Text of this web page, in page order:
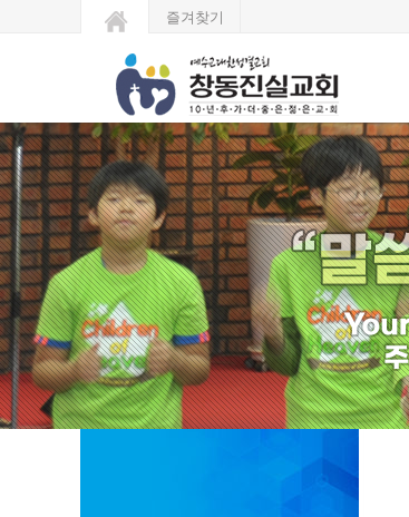
즐겨찾기